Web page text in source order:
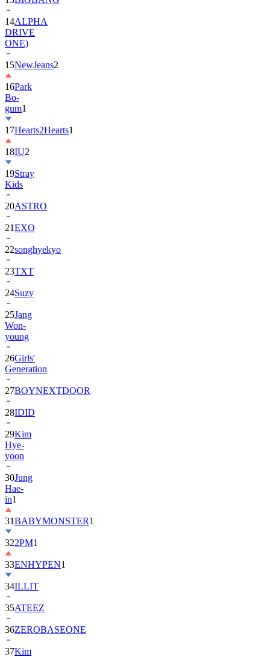
DRIVE
ONE)
15NewJeans
16Park
Bo-
gum1
17Hearts2Hearts
18IU2
19Stray
Kids
20ASTRO
21EXO
22songhyekyo
23TXT
24Suzy
25Jang
Won-
young
26Girls'
Generation
27BOYNEXTDOOR
28IDID
29Kim
Hye-
yoon
30Jung
Hae-
in1
31BABYMONSTER
322PM1
33ENHYPEN
34ILLIT
35ATEEZ
36ZEROBASEONE
37Kim
Ji-
won